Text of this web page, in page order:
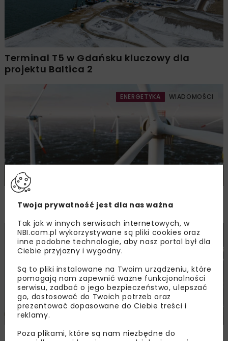
Terminal T5 w Gdańsku kluczowy dla
projektu Baltica 2
ENERGETYKA WIADOMOŚCI
Pierwsza aukcja offshore:
zakontraktowano ponad 3,4 GW mocy
ENERGETYKA WIADOMOŚCI
Produkcja konstrukcji stalowych Baltica 2
Twoja prywatność jest dla nas ważna
Tak jak w innych serwisach internetowych, w
NBI.com.pl wykorzystywane są pliki cookies oraz
inne podobne technologie, aby nasz portal był dla
Ciebie przyjazny i wygodny.
Są to pliki instalowane na Twoim urządzeniu, które
pomagają nam zapewnić ważne funkcjonalności
serwisu, zadbać o jego bezpieczeństwo, ulepszać
go, dostosować do Twoich potrzeb oraz
prezentować dopasowane do Ciebie treści i
reklamy.
Poza plikami, które są nam niezbędne do